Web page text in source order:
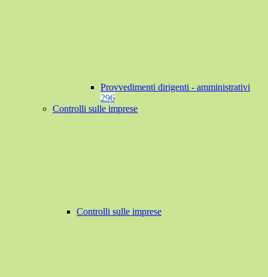
Provvedimenti dirigenti - amministrativi
296
Controlli sulle imprese
Controlli sulle imprese